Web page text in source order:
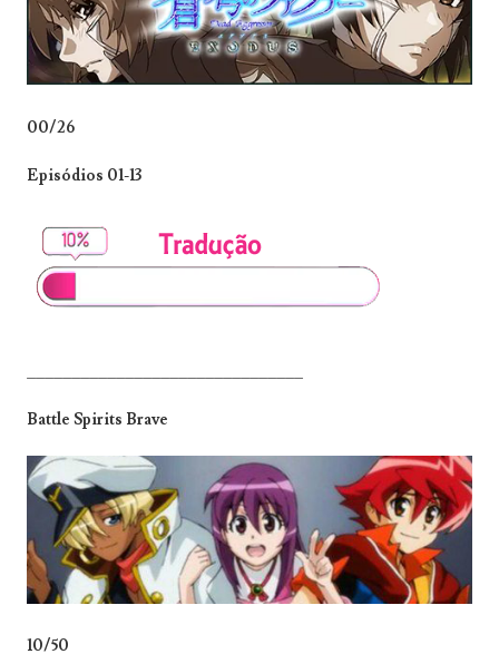
00/26
Episódios 01-13
Battle Spirits Brave
10/50